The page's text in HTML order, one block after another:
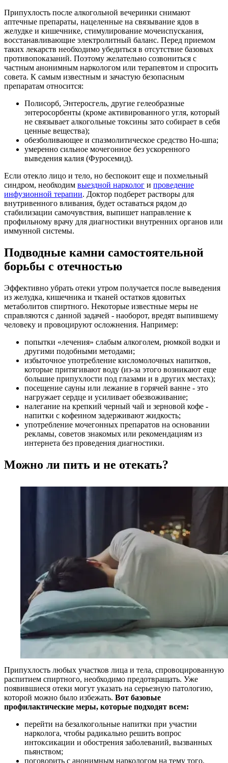
Припухлость после алкогольной вечеринки снимают
аптечные препараты, нацеленные на связывание ядов в
желудке и кишечнике, стимулирование мочеиспускания,
восстанавливающие электролитный баланс. Перед приемом
таких лекарств необходимо убедиться в отсутствие базовых
противопоказаний. Поэтому желательно созвониться с
частным анонимным наркологом или терапевтом и спросить
совета. К самым известным и зачастую безопасным
препаратам относится:
Полисорб, Энтеросгель, другие гелеобразные
энтеросорбенты (кроме активированного угля, который
не связывает алкогольные токсины зато собирает в себя
ценные вещества);
обезболивающее и спазмолитическое средство Но-шпа;
умеренно сильное мочегонное без ускоренного
выведения калия (Фуросемид).
Если отекло лицо и тело, но беспокоит еще и похмельный
синдром, необходим выездной нарколог и проведение
инфузионной терапии. Доктор подберет растворы для
внутривенного вливания, будет оставаться рядом до
стабилизации самочувствия, выпишет направление к
профильному врачу для диагностики внутренних органов или
иммунной системы.
Подводные камни самостоятельной
борьбы с отечностью
Эффективно убрать отеки утром получается после выведения
из желудка, кишечника и тканей остатков ядовитых
метаболитов спиртного. Некоторые известные меры не
справляются с данной задачей - наоборот, вредят выпившему
человеку и провоцируют осложнения. Например:
попытки «лечения» слабым алкоголем, рюмкой водки и
другими подобными методами;
избыточное употребление кисломолочных напитков,
которые притягивают воду (из-за этого возникают еще
большие припухлости под глазами и в других местах);
посещение сауны или лежание в горячей ванне - это
нагружает сердце и усиливает обезвоживание;
налегание на крепкий черный чай и зерновой кофе -
напитки с кофеином задерживают жидкость;
употребление мочегонных препаратов на основании
рекламы, советов знакомых или рекомендациям из
интернета без проведения диагностики.
Можно ли пить и не отекать?
Припухлость любых участков лица и тела, спровоцированную
распитием спиртного, необходимо предотвращать. Уже
появившиеся отеки могут указать на серьезную патологию,
которой можно было избежать. Вот базовые
профилактические меры, которые подходят всем:
перейти на безалкогольные напитки при участии
нарколога, чтобы радикально решить вопрос
интоксикации и обострения заболеваний, вызванных
пьянством;
поговорить с анонимным наркологом на тему того,